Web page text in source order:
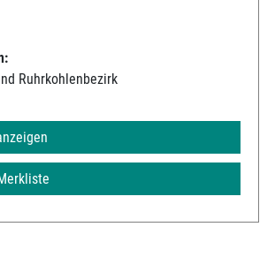
Ruhrkohlenbezirk